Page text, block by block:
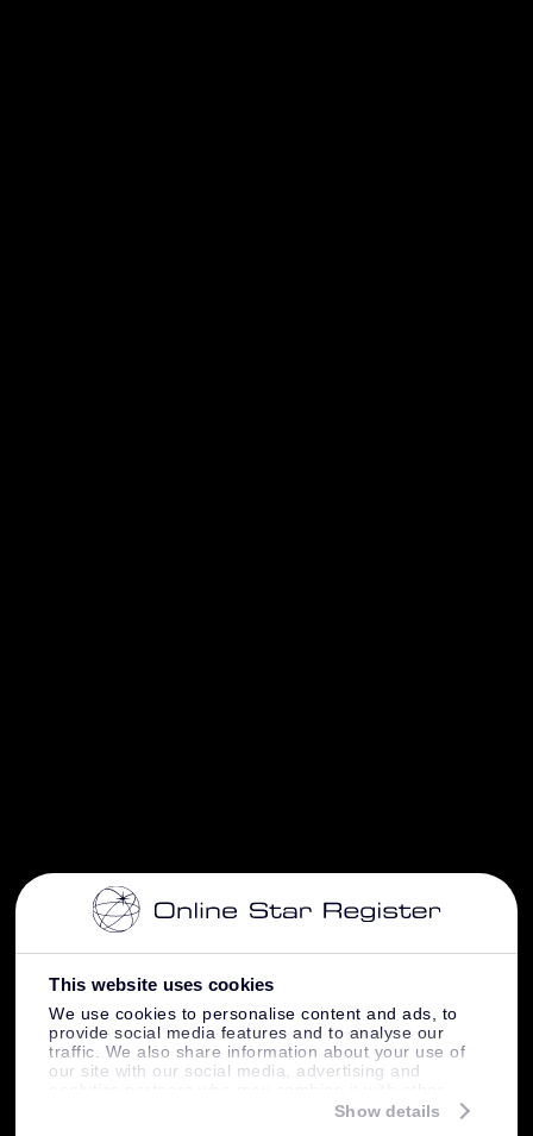
This website uses cookies
We use cookies to personalise content and ads, to
provide social media features and to analyse our
traffic. We also share information about your use of
our site with our social media, advertising and
information that you’ve provided to them or that
Show details